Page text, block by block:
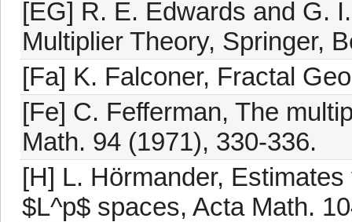
[EG] R. E. Edwards and G.
Multiplier Theory, Springer,
[Fa] K. Falconer, Fractal
[Fe] C. Fefferman, The
Math. 94 (1971), 330-336.
[H] L. Hörmander,
$L^p$ spaces, Acta Math.